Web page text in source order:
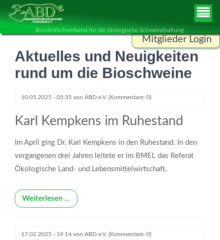
Bundesfachverband für die ökologische Schweinehaltung
Mitglieder Login
Benutzername
Passwort
ANMELDEN
Aktuelles und Neuigkeiten
rund um die Bioschweine
10.05.2025 - 05:35 von ABD e.V. (Kommentare: 0)
Karl Kempkens im Ruhestand
Im April ging Dr. Karl Kempkens in den Ruhestand. In den
vergangenen drei Jahren leitete er im BMEL das Referat
Ökologische Land- und Lebensmittelwirtschaft.
Weiterlesen …
17.02.2025 - 19:14 von ABD e.V. (Kommentare: 0)